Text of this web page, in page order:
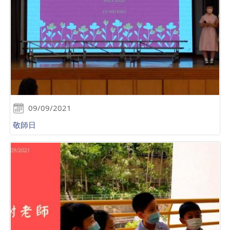
09/09/2021
敬師日